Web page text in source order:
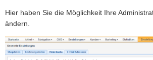
Hier haben Sie die Möglichkeit Ihre
ändern.